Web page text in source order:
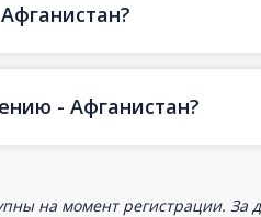
- Афганистан?
на момент регистрации. За